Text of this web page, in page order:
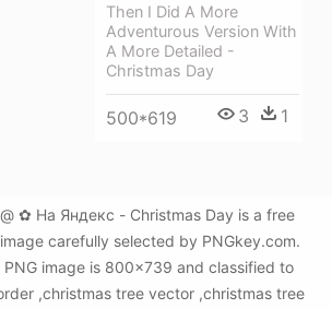
Then I Did A More
Adventurous Version With
A More Detailed -
Christmas Day
500*619 3 1
✿ На Яндекс - Christmas Day is a free
carefully selected by PNGkey.com.
PNG image is 800x739 and classified to
,christmas tree vector ,christmas tree